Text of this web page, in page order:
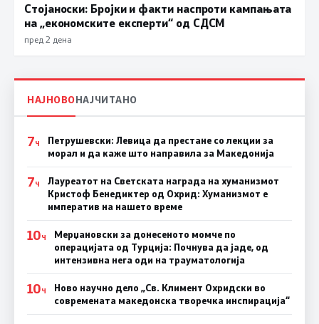
Стојаноски: Бројки и факти наспроти кампањата
на „економските експерти“ од СДСM
пред 2 дена
НАЈНОВОНАЈЧИТАНО
7Ч
Петрушевски: Левица да престане со лекции за
морал и да каже што направила за Македонија
7Ч
Лауреатот на Светската награда на хуманизмот
Кристоф Бенедиктер од Охрид: Хуманизмот е
императив на нашето време
10Ч
Мерџановски за донесеното момче по
операцијата од Турција: Почнува да јаде, од
интензивна нега оди на трауматологија
10Ч
Ново научно дело „Св. Климент Охридски во
современата македонска творечка инспирација“